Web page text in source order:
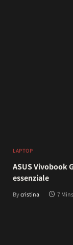
LAPTOP
ASUS Vivobook
essenziale
Bycristina 7